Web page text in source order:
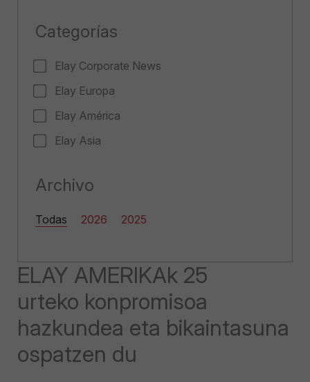
Categorías
Elay Corporate News
Elay Europa
Elay América
Elay Asia
Archivo
Todas 2026 2025
ELAY AMERIKAk 25
urteko konpromisoa
hazkundea eta bikaintasuna
ospatzen du